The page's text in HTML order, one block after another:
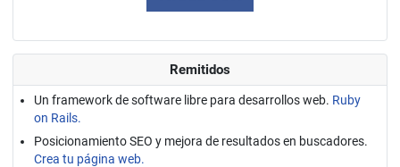
Remitidos
Un framework de software libre para desarrollos web. Ruby
on Rails.
Posicionamiento SEO y mejora de resultados en buscadores.
Crea tu página web.